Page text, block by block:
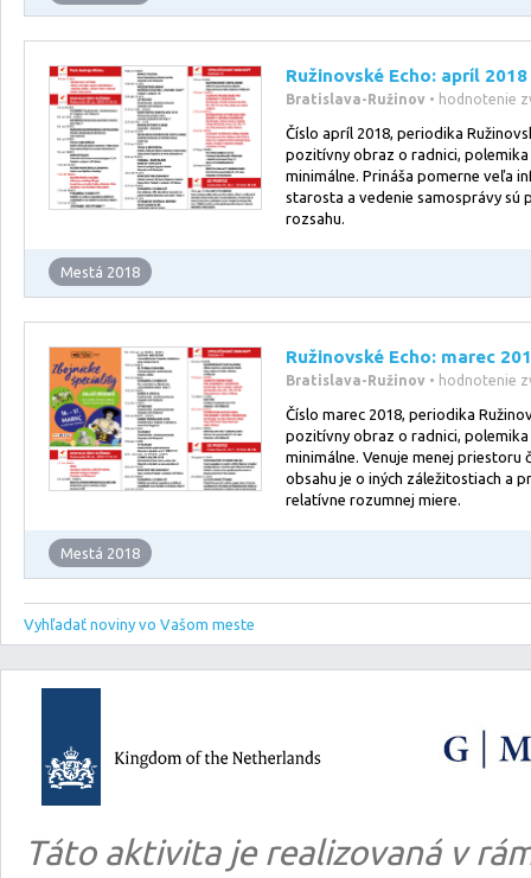
Ružinovské Echo: apríl 2018
Bratislava-Ružinov • hodnotenie
Číslo apríl 2018, periodika
pozitívny obraz o radnici,
minimálne. Prináša pomerne veľa
starosta a vedenie samosprávy sú
rozsahu.
Mestá 2018
Ružinovské Echo: marec
Bratislava-Ružinov • hodnotenie
Číslo marec 2018, periodika
pozitívny obraz o radnici,
minimálne. Venuje menej priestoru
obsahu je o iných záležitostiach a
relatívne rozumnej miere.
Mestá 2018
Vyhľadať noviny vo Vašom meste
Táto aktivita je realizovaná v